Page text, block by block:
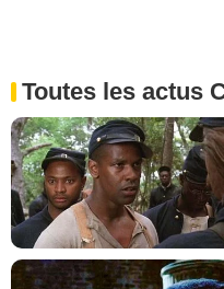
Toutes les actus